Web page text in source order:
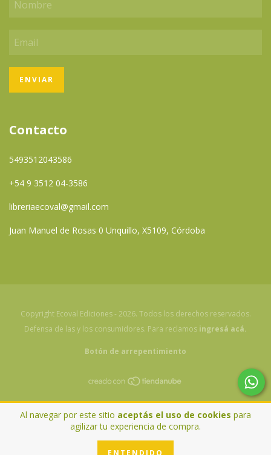
Al navegar por este sitio aceptás el uso de cookies para
agilizar tu experiencia de compra.
ENTENDIDO
Contacto
5493512043586
+54 9 3512 04-3586
libreriaecoval@gmail.com
Juan Manuel de Rosas 0 Unquillo, X5109, Córdoba
Copyright Ecoval Ediciones - 2026. Todos los derechos reservados.
Defensa de las y los consumidores. Para reclamos ingresá acá.
Botón de arrepentimiento